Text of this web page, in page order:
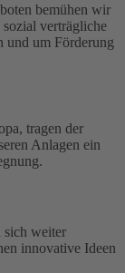
bemühen wir
verträgliche
und um Förderung
tragen der
Anlagen ein
sich weiter
innovative Ideen